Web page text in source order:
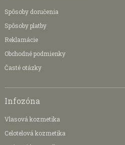
Spôsoby doručenia
Spôsoby platby
Reklamácie
Obchodné podmienky
Časté otázky
Infozóna
Vlasová kozmetika
Celotelová kozmetika